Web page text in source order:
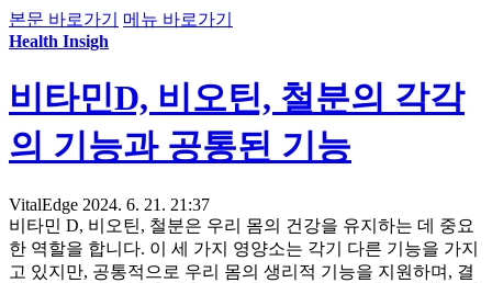
본문 바로가기
메뉴 바로가기
Health Insigh
비타민D, 비오틴, 철분의 각각
의 기능과 공통된 기능
VitalEdge 2024. 6. 21. 21:37
비타민 D, 비오틴, 철분은 우리 몸의 건강을 유지하는 데 중요
한 역할을 합니다. 이 세 가지 영양소는 각기 다른 기능을 가지
고 있지만, 공통적으로 우리 몸의 생리적 기능을 지원하며, 결